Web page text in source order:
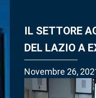
IL SETTORE
DEL LAZIO A
Novembre 26,